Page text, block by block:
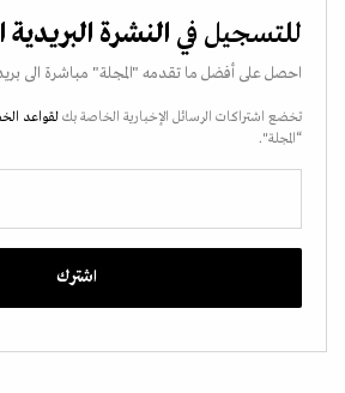
للتسجيل في النشرة
احصل على أفضل ما تقدمه "المجلة" مباشرة الى
تخضع اشتراكات الرسائل الإخبارية الخاصة بك لقواعد
“المجلة".